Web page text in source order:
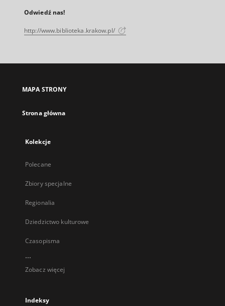
Odwiedź nas!
http://www.biblioteka.krakow.pl/
MAPA STRONY
Strona główna
Kolekcje
Polecane
Zbiory specjalne
Regionalia
Dziedzictwo kulturowe
Czasopisma
...
Zobacz więcej
Indeksy